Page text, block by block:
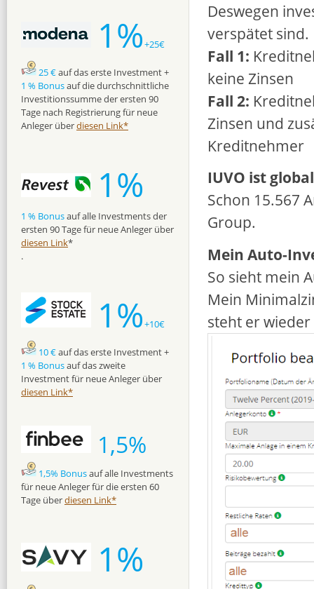
Deswegen
verspätet sind.
Fall 1:
keine Zinsen
Fall 2:
Zinsen und
Kreditnehmer
IUVO ist global
Schon 15.567
Group.
Mein Auto-
So sieht mein
Mein
steht er wieder
1%+25€
25 €auf das erste Investment +
1 % Bonusauf die durchschnittliche
Investitionssumme der ersten 90
Tage nach Registrierung für neue
Anleger überdiesen Link*
1%
1 % Bonusauf alle Investments der
ersten 90 Tage für neue Anleger über
diesen Link*
.
1%+10€
10 €auf das erste Investment +
1 % Bonusauf das zweite
Investment für neue Anleger über
diesen Link*
1,5%
1,5% Bonusauf alle Investments
für neue Anleger für die ersten 60
Tage überdiesen Link*
1%